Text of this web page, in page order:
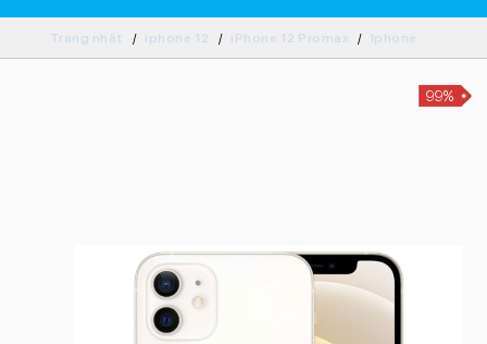
Trang nhất iphone 12 iPhone 12 Promax Iphone
99%